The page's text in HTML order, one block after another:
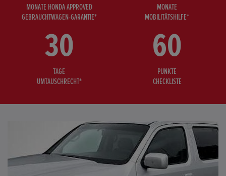
MONATE HONDA APPROVED
GEBRAUCHTWAGEN-GARANTIE*
MONATE
MOBILITÄTSHILFE*
30
TAGE
UMTAUSCHRECHT*
60
PUNKTE
CHECKLISTE